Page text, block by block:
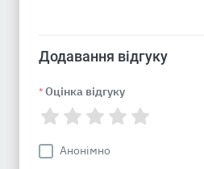
Додавання відгуку
* Оцінка відгуку
Анонімно